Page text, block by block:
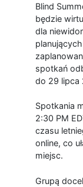
Blind
będzie
dla
spotkań
do 29 lipca
Spotkania
2:30 PM
czasu
online, co
miejsc.
Grupą